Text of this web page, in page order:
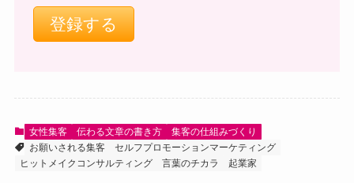
女性集客 伝わる文章の書き方
集客の仕組みづくり
お願いされる集客
セルフプロモーションマーケティング
ヒットメイクコンサルティング
言葉のチカラ 起業家